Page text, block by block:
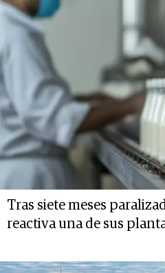
Tras siete meses
reactiva una de sus